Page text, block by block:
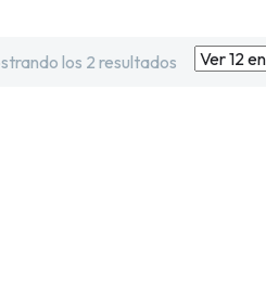
los 2 resultados